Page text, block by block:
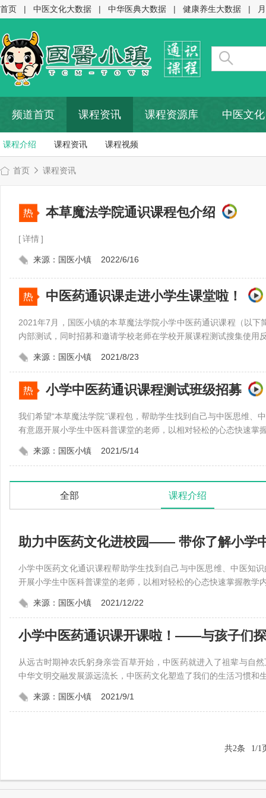
首页 | 中医文化大数据 | 中华医典大数据 | 健康养生大数据 |
频道首页 课程资讯 课程资源库 中医文化
课程介绍 课程资讯 课程视频
首页 课程资讯
本草魔法学院通识课程包介绍
[详情]
来源：国医小镇 2022/6/16
中医药通识课走进小学生课堂啦！
2021年7月，国医小镇的本草魔法学院小学中医药通识课程（以下
内部测试，同时招募和邀请学校老师在学校开展课程测试搜集使
来源：国医小镇 2021/8/23
小学中医药通识课程测试班级招募
我们希望“本草魔法学院”课程包，帮助学生找到自己与中医思维、
有意愿开展小学生中医科普课堂的老师，以相对轻松的心态快速
来源：国医小镇 2021/5/14
全部 课程介绍
助力中医药文化进校园—— 带你了解小学
小学中医药文化通识课程帮助学生找到自己与中医思维、中医知
开展小学生中医科普课堂的老师，以相对轻松的心态快速掌握教
来源：国医小镇 2021/12/22
从远古时期神农氏躬身亲尝百草开始，中医药就进入了祖辈与自
中华文明交融发展源远流长，中医药文化塑造了我们的生活习惯
来源：国医小镇 2021/9/1
共2条 1/1